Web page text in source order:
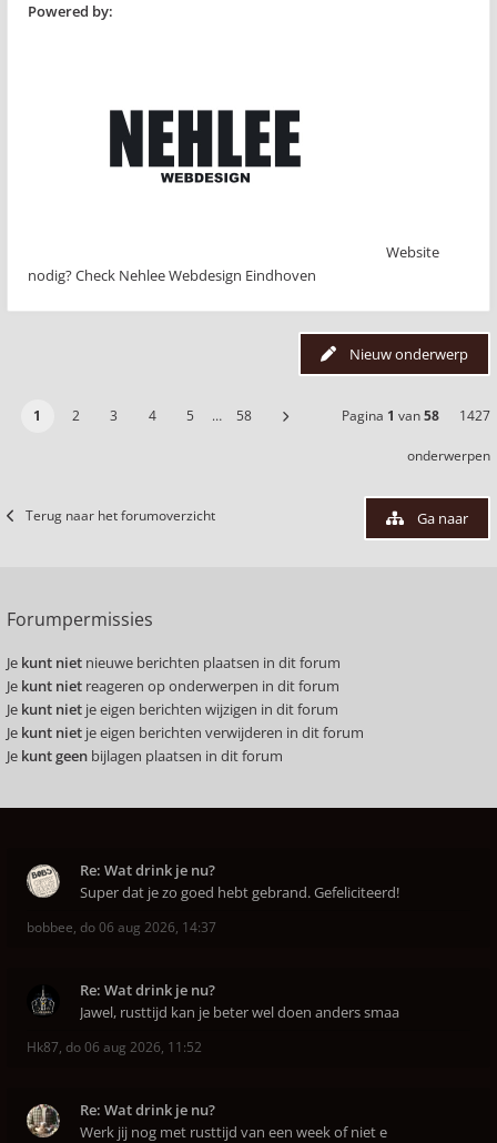
Powered by:
Website
nodig? Check Nehlee Webdesign Eindhoven
Nieuw onderwerp
1 2 3 4 5 … 58 Pagina 1 van58 1427
onderwerpen
Terug naar het forumoverzicht Ga naar
Forumpermissies
Je kunt niet nieuwe berichten plaatsen in dit forum
Je kunt niet reageren op onderwerpen in dit forum
Je kunt niet je eigen berichten wijzigen in dit forum
Je kunt niet je eigen berichten verwijderen in dit forum
Je kunt geen bijlagen plaatsen in dit forum
Re: Wat drink je nu?
Super dat je zo goed hebt gebrand. Gefeliciteerd!
bobbee, do 06 aug 2026, 14:37
Re: Wat drink je nu?
Jawel, rusttijd kan je beter wel doen anders smaa
Hk87, do 06 aug 2026, 11:52
Re: Wat drink je nu?
Werk jij nog met rusttijd van een week of niet e